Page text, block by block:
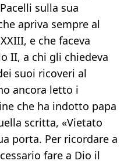
sulla sua
apriva sempre al
e che faceva
II, a chi gli chiedeva
suoi ricoveri al
ancora letto i
che ha indotto papa
scritta, «Vietato
porta. Per ricordare a
fare a Dio il